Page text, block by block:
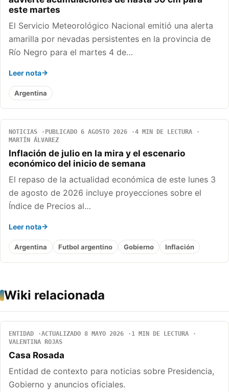
este martes
El Servicio Meteorológico Nacional emitió una alerta
amarilla por nevadas persistentes en la provincia de
Río Negro para el martes 4 de…
Leer nota
Argentina
NOTICIAS PUBLICADO 6 AGOSTO 2026
4 MIN DE LECTURA
MARTÍN ÁLVAREZ
Inflación de julio en la mira y el escenario
económico del inicio de semana
El repaso de la actualidad económica de este lunes 3
de agosto de 2026 incluye proyecciones sobre el
Índice de Precios al…
Leer nota
Argentina Futbol argentino Gobierno Inflación
Wiki relacionada
ENTIDAD ACTUALIZADO 8 MAYO 2026
1 MIN DE LECTURA
VALENTINA ROJAS
Casa Rosada
Entidad de contexto para noticias sobre Presidencia,
Gobierno y anuncios oficiales.